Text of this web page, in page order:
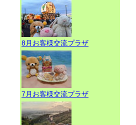
8月お客様交流プラザ
7月お客様交流プラザ